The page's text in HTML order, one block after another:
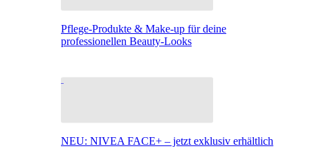
Pflege-Produkte & Make-up für deine
professionellen Beauty-Looks
NEU: NIVEA FACE+ – jetzt exklusiv erhältlich